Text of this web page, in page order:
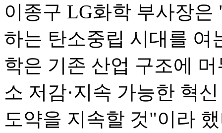
이종구 LG화학 부사장
하는 탄소중립 시대를
학은 기존 산업 구조에
소 저감·지속 가능한 혁
도약을 지속할 것"이라